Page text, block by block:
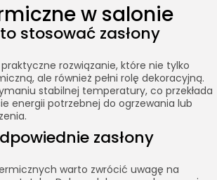
w salonie
stosować zasłony
rozwiązanie, które nie tylko
ale również pełni rolę dekoracyjną.
stabilnej temperatury, co przekłada
energii potrzebnej do ogrzewania lub
zasłony
warto zwrócić uwagę na